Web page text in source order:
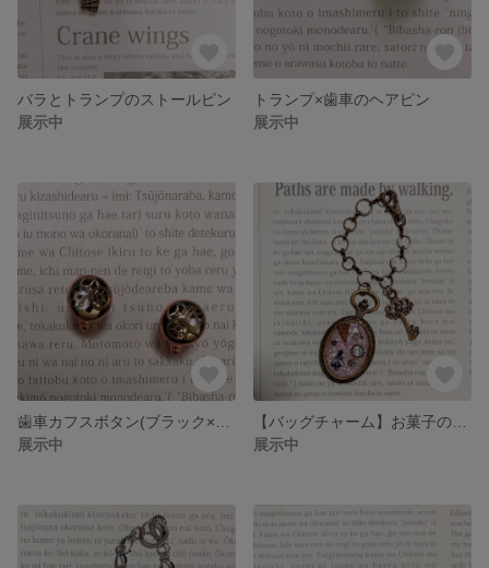
バラとトランプのストールピン
展示中
トランプ×歯車のヘアピン
展示中
展示中
展示中